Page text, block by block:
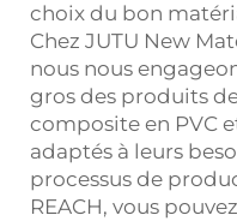
choix du bon
Chez JUTU New
nous nous
gros des produits
composite en PVC
adaptés à leurs
processus de
REACH, vous